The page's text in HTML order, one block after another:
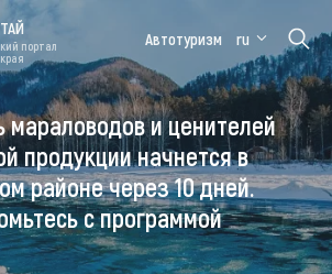
Цветение
Медицинский
форум
Алтайская
зимовка
портал
Автотуризм ru
мараловодов и ценителей
продукции начнется в
районе через 10 дней.
с программой